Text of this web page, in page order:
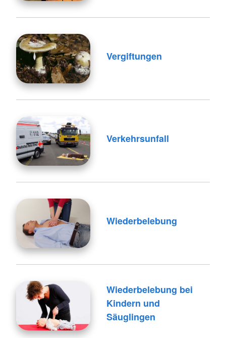
Vergiftungen
Verkehrsunfall
Wiederbelebung
Wiederbelebung bei
Kindern und
Säuglingen